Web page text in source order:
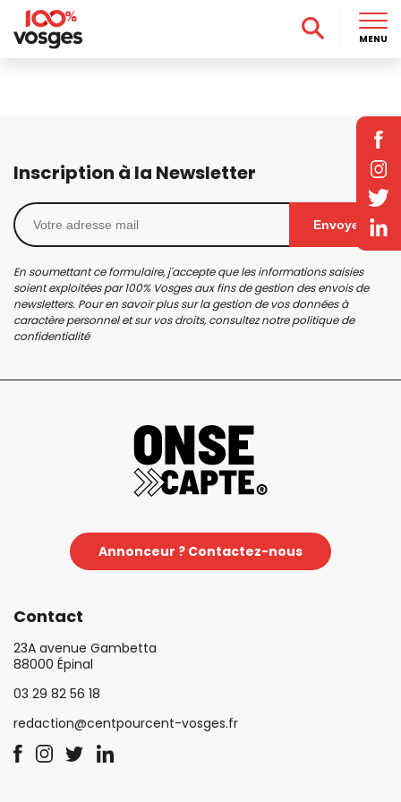
Inscription à la Newsletter
Envoyer
En soumettant ce formulaire, j'accepte que les informations saisies
soient exploitées par 100% Vosges aux fins de gestion des envois de
newsletters. Pour en savoir plus sur la gestion de vos données à
caractère personnel et sur vos droits, consultez notrepolitique de
confidentialité
Annonceur ? Contactez-nous
Contact
23A avenue Gambetta
88000 Épinal
03 29 82 56 18
redaction@centpourcent-vosges.fr
MENU